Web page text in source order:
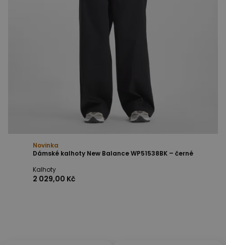
Novinka
Dámské kalhoty New Balance WP51538BK – černé
Kalhoty
2 029,00 Kč